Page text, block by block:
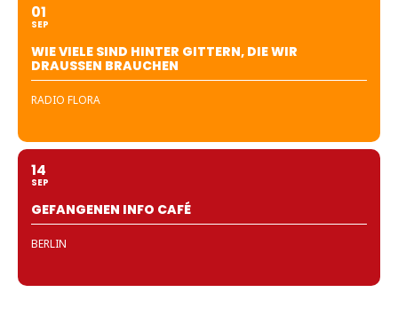
01
SEP
WIE VIELE SIND HINTER GITTERN, DIE WIR
DRAUSSEN BRAUCHEN
RADIO FLORA
14
SEP
GEFANGENEN INFO CAFÉ
BERLIN